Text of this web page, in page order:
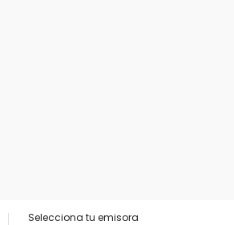
Selecciona tu emisora